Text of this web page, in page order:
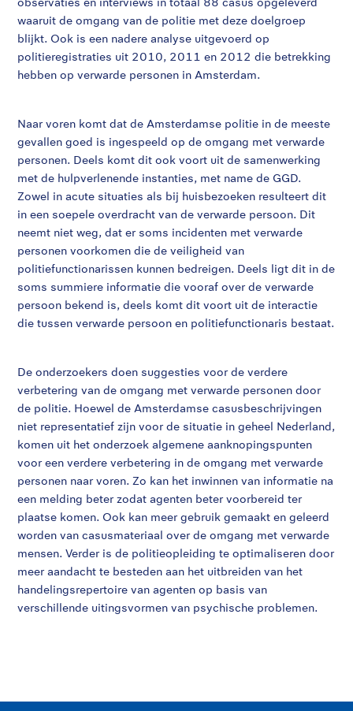
waaruit de omgang van de politie met deze doelgroep
blijkt. Ook is een nadere analyse uitgevoerd op
politieregistraties uit 2010, 2011 en 2012 die betrekking
hebben op verwarde personen in Amsterdam.
Naar voren komt dat de Amsterdamse politie in de meeste
gevallen goed is ingespeeld op de omgang met verwarde
personen. Deels komt dit ook voort uit de samenwerking
met de hulpverlenende instanties, met name de GGD.
Zowel in acute situaties als bij huisbezoeken resulteert dit
in een soepele overdracht van de verwarde persoon. Dit
neemt niet weg, dat er soms incidenten met verwarde
personen voorkomen die de veiligheid van
politiefunctionarissen kunnen bedreigen. Deels ligt dit in de
soms summiere informatie die vooraf over de verwarde
persoon bekend is, deels komt dit voort uit de interactie
die tussen verwarde persoon en politiefunctionaris bestaat.
De onderzoekers doen suggesties voor de verdere
verbetering van de omgang met verwarde personen door
de politie. Hoewel de Amsterdamse casusbeschrijvingen
niet representatief zijn voor de situatie in geheel Nederland,
komen uit het onderzoek algemene aanknopingspunten
voor een verdere verbetering in de omgang met verwarde
personen naar voren. Zo kan het inwinnen van informatie na
een melding beter zodat agenten beter voorbereid ter
plaatse komen. Ook kan meer gebruik gemaakt en geleerd
worden van casusmateriaal over de omgang met verwarde
mensen. Verder is de politieopleiding te optimaliseren door
meer aandacht te besteden aan het uitbreiden van het
handelingsrepertoire van agenten op basis van
verschillende uitingsvormen van psychische problemen.